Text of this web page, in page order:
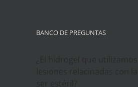
BANCO DE PREGUNTAS